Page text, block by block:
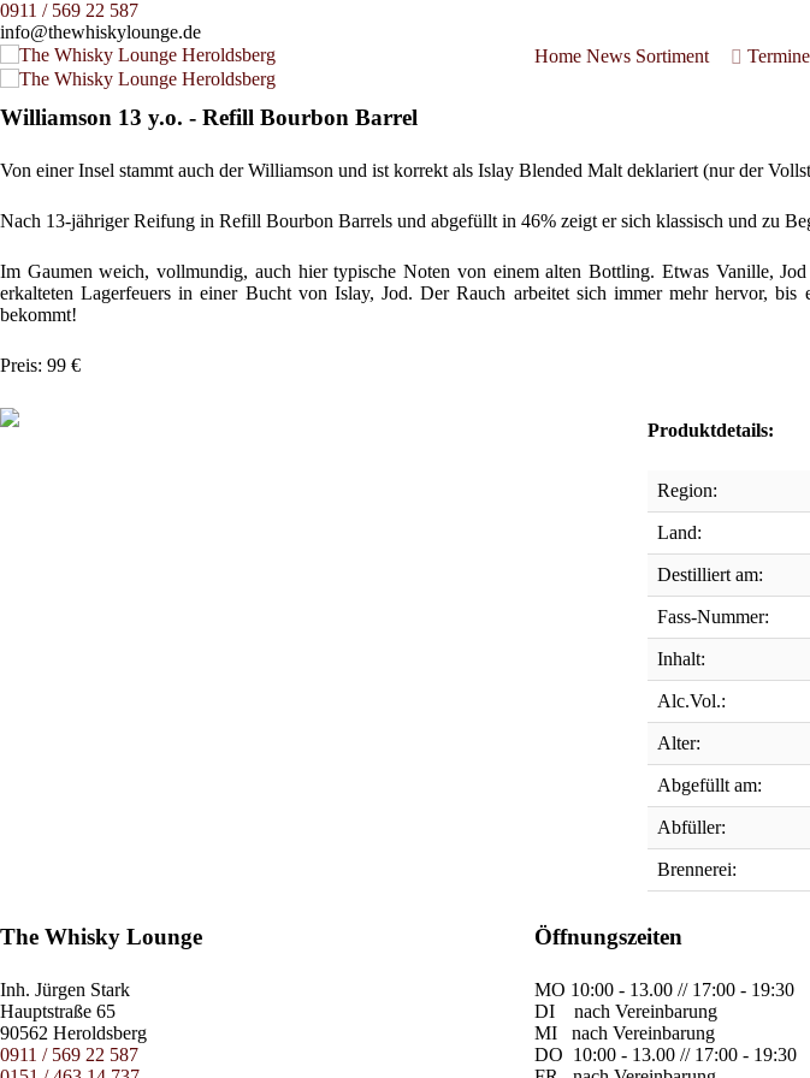
0911 / 569 22 587
info@thewhiskylounge.de
Home News Sortiment Termine
Williamson 13 y.o. - Refill Bourbon Barrel
Von einer Insel stammt auch der Williamson und ist korrekt als Islay Blended Malt deklariert (nur der
Nach 13-jähriger Reifung in Refill Bourbon Barrels und abgefüllt in 46% zeigt er sich klassisch und zu
Im Gaumen weich, vollmundig, auch hier typische Noten von einem alten Bottling. Etwas Vanille,
erkalteten Lagerfeuers in einer Bucht von Islay, Jod. Der Rauch arbeitet sich immer mehr hervor,
bekommt!
Preis: 99 €
Produktdetails:
Region:
Land:
Destilliert am:
Fass-Nummer:
Inhalt:
Alc.Vol.:
Alter:
Abgefüllt am:
Abfüller:
Brennerei:
The Whisky Lounge
Inh. Jürgen Stark
Hauptstraße 65
90562 Heroldsberg
0911 / 569 22 587
Öffnungszeiten
MO 10:00 - 13.00 // 17:00 - 19:30
DI
nach Vereinbarung
MI
nach Vereinbarung
DO 10:00 - 13.00 // 17:00 - 19:30